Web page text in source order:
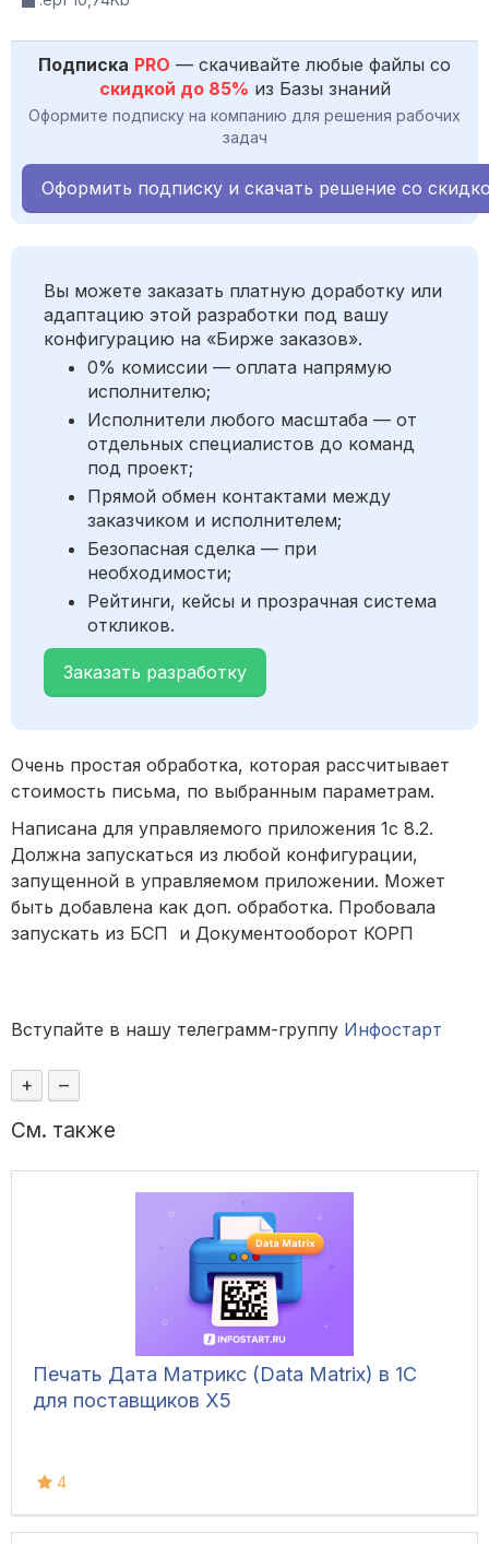
Подписка PRO — скачивайте любые файлы со
скидкой до 85% из Базы знаний
Оформите подписку на компанию для решения рабочих
задач
Оформить подписку и скачать решение со
Вы можете заказать платную доработку или
адаптацию этой разработки под вашу
конфигурацию на «Бирже заказов».
0% комиссии — оплата напрямую
исполнителю;
Исполнители любого масштаба — от
отдельных специалистов до команд
под проект;
Прямой обмен контактами между
заказчиком и исполнителем;
Безопасная сделка — при
необходимости;
Рейтинги, кейсы и прозрачная система
откликов.
Заказать разработку
Очень простая обработка, которая рассчитывает
стоимость письма, по выбранным параметрам.
Написана для управляемого приложения 1с 8.2.
Должна запускаться из любой конфигурации,
запущенной в управляемом приложении. Может
быть добавлена как доп. обработка. Пробовала
запускать из БСП и Документооборот КОРП
Вступайте в нашу телеграмм-группу Инфостарт
+ –
См. также
Печать Дата Матрикс (Data Matrix) в 1С
для поставщиков X5
4